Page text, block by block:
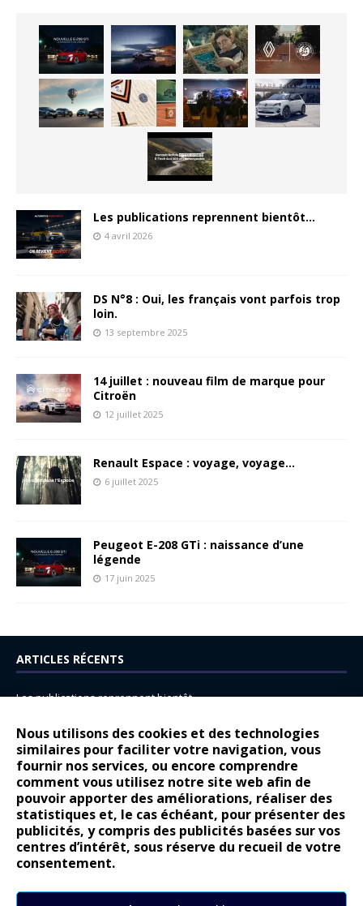
Nous utilisons des cookies et des technologies
similaires pour faciliter votre navigation, vous
fournir nos services, ou encore comprendre
comment vous utilisez notre site web afin de
pouvoir apporter des améliorations, réaliser des
statistiques et, le cas échéant, pour présenter des
publicités, y compris des publicités basées sur vos
centres d’intérêt, sous réserve du recueil de votre
consentement.
Les publications reprennent bientôt…
4 avril 2026
DS N°8 : Oui, les français vont parfois trop
loin.
13 septembre 2025
14 juillet : nouveau film de marque pour
Citroën
12 juillet 2025
Renault Espace : voyage, voyage…
6 juillet 2025
Peugeot E-208 GTi : naissance d’une
légende
17 juin 2025
ARTICLES RÉCENTS
Les publications reprennent bientôt…
14 juillet : nouveau film de marque pour Citroën
Renault Espace : voyage, voyage…
Peugeot E-208 GTi : naissance d’une légende
COMMENTAIRES RÉCENTS
Bernard Dardartdans
Gilly